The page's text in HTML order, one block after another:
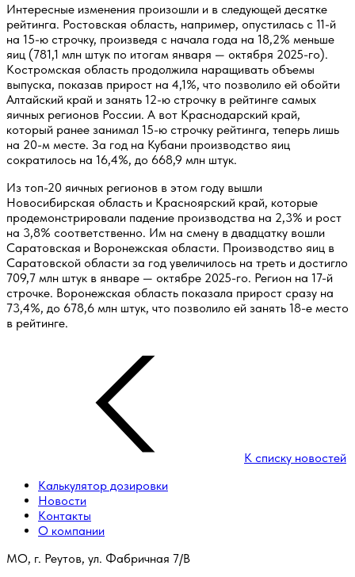
Интересные изменения произошли и в следующей десятке
рейтинга. Ростовская область, например, опустилась с 11-й
на 15-ю строчку, произведя с начала года на 18,2% меньше
яиц (781,1 млн штук по итогам января — октября 2025-го).
Костромская область продолжила наращивать объемы
выпуска, показав прирост на 4,1%, что позволило ей обойти
Алтайский край и занять 12-ю строчку в рейтинге самых
яичных регионов России. А вот Краснодарский край,
который ранее занимал 15-ю строчку рейтинга, теперь лишь
на 20-м месте. За год на Кубани производство яиц
сократилось на 16,4%, до 668,9 млн штук.
Из топ-20 яичных регионов в этом году вышли
Новосибирская область и Красноярский край, которые
продемонстрировали падение производства на 2,3% и рост
на 3,8% соответственно. Им на смену в двадцатку вошли
Саратовская и Воронежская области. Производство яиц в
Саратовской области за год увеличилось на треть и достигло
709,7 млн штук в январе — октябре 2025-го. Регион на 17-й
строчке. Воронежская область показала прирост сразу на
73,4%, до 678,6 млн штук, что позволило ей занять 18-е место
в рейтинге.
К списку новостей
Калькулятор дозировки
Новости
Контакты
О компании
МО, г. Реутов, ул. Фабричная 7/В